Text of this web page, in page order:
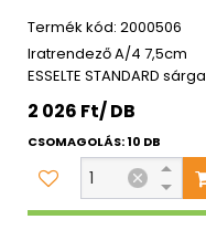
2000506
Iratrendező A/4 7,5cm
ESSELTE STANDARD sárga
2 026 Ft/ DB
CSOMAGOLÁS: 10 DB